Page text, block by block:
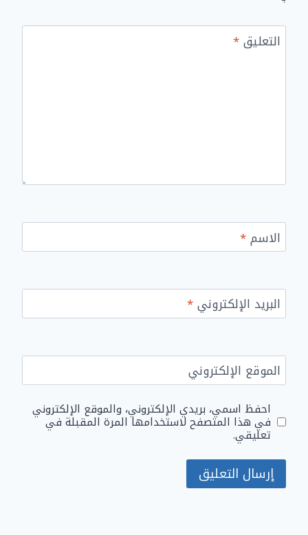
التعليق*
الاسم*
البريد الإلكتروني*
الموقع الإلكتروني
احفظ اسمي، بريدي الإلكتروني، والموقع الإلكتروني
في هذا المتصفح لاستخدامها المرة المقبلة في
تعليقي.